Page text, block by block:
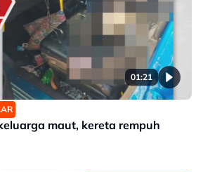
01:21
maut, kereta rempuh